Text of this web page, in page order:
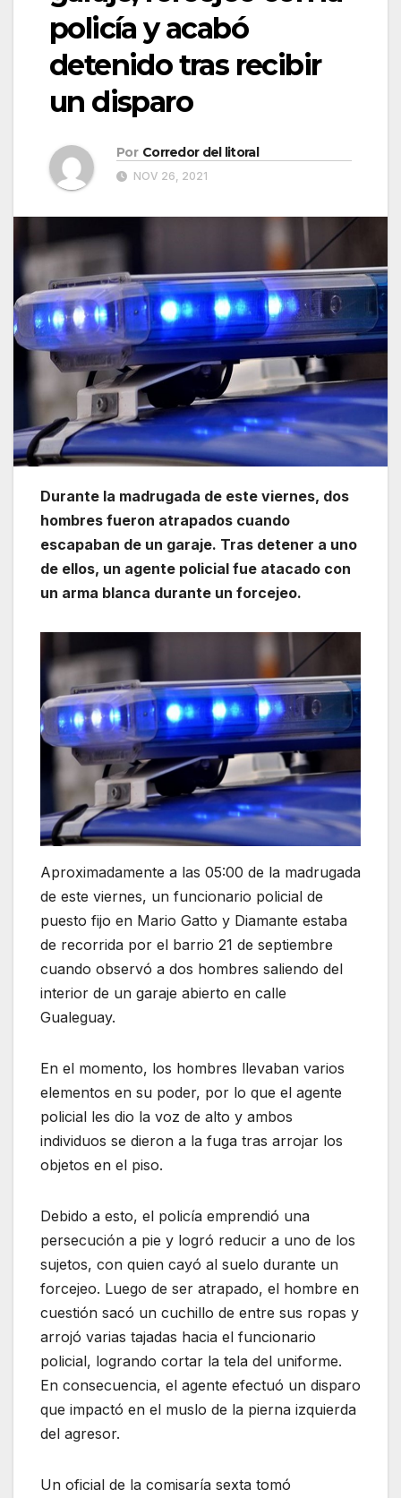
policía y acabó
detenido tras recibir
un disparo
Por Corredor del litoral
NOV 26, 2021
Durante la madrugada de este viernes, dos
hombres fueron atrapados cuando
escapaban de un garaje. Tras detener a uno
de ellos, un agente policial fue atacado con
un arma blanca durante un forcejeo.
Aproximadamente a las 05:00 de la madrugada
de este viernes, un funcionario policial de
puesto fijo en Mario Gatto y Diamante estaba
de recorrida por el barrio 21 de septiembre
cuando observó a dos hombres saliendo del
interior de un garaje abierto en calle
Gualeguay.
En el momento, los hombres llevaban varios
elementos en su poder, por lo que el agente
policial les dio la voz de alto y ambos
individuos se dieron a la fuga tras arrojar los
objetos en el piso.
Debido a esto, el policía emprendió una
persecución a pie y logró reducir a uno de los
sujetos, con quien cayó al suelo durante un
forcejeo. Luego de ser atrapado, el hombre en
cuestión sacó un cuchillo de entre sus ropas y
arrojó varias tajadas hacia el funcionario
policial, logrando cortar la tela del uniforme.
En consecuencia, el agente efectuó un disparo
que impactó en el muslo de la pierna izquierda
del agresor.
Un oficial de la comisaría sexta tomó